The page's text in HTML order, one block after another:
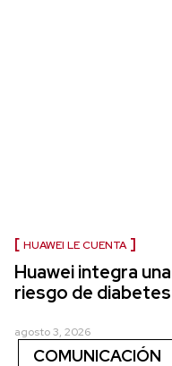
HUAWEI LE CUENTA
Huawei integra
riesgo de diabetes
agosto 3, 2026
COMUNICACIÓN